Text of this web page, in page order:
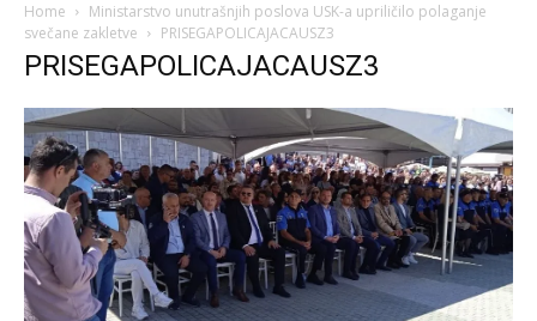
Home
Ministarstvo unutrašnjih poslova USK-a upriličilo polaganje
svečane zakletve
PRISEGAPOLICAJACAUSZ3
PRISEGAPOLICAJACAUSZ3